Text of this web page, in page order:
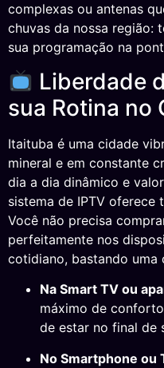
complexas ou antenas
chuvas da nossa região:
sua programação na
Liberdade
sua Rotina no
Itaituba é uma cidade
mineral e em constante
dia a dia dinâmico e
sistema de IPTV oferece
Você não precisa
perfeitamente nos
cotidiano, bastando uma
Na Smart TV ou
máximo de
de estar no final de
No Smartphone ou